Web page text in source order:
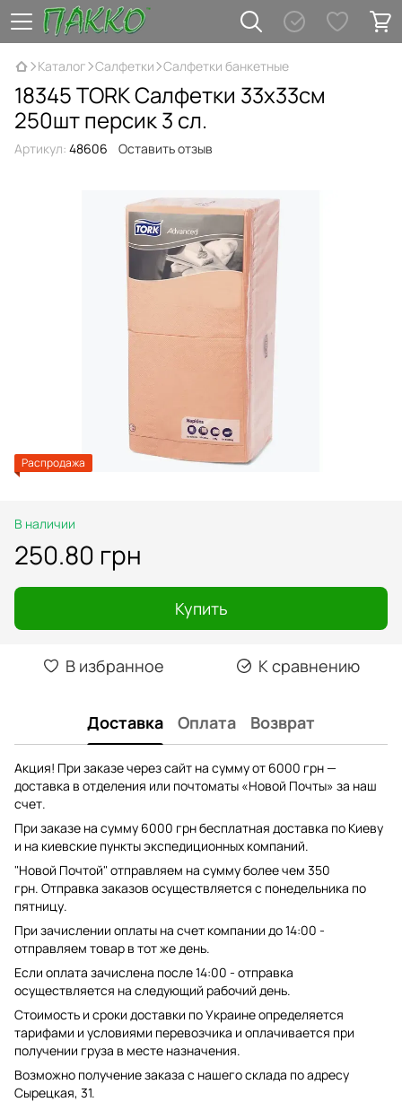
Каталог Салфетки Салфетки банкетные
18345 TORK Салфетки 33х33см
250шт персик 3 сл.
Артикул: 48606 Оставить отзыв
Распродажа
В наличии
250.80 грн
Купить
В избранное К сравнению
Доставка Оплата Возврат
Акция! При заказе через сайт на сумму от 6000 грн —
доставка в отделения или почтоматы «Новой Почты» за наш
счет.
При заказе на сумму 6000 грн бесплатная доставка по Киеву
и на киевские пункты экспедиционных компаний.
"Новой Почтой" отправляем на сумму более чем 350
грн. Отправка заказов осуществляется с понедельника по
пятницу.
При зачислении оплаты на счет компании до 14:00 -
отправляем товар в тот же день.
Если оплата зачислена после 14:00 - отправка
осуществляется на следующий рабочий день.
Стоимость и сроки доставки по Украине определяется
тарифами и условиями перевозчика и оплачивается при
получении груза в месте назначения.
Возможно получение заказа с нашего склада по адресу
Сырецкая, 31.